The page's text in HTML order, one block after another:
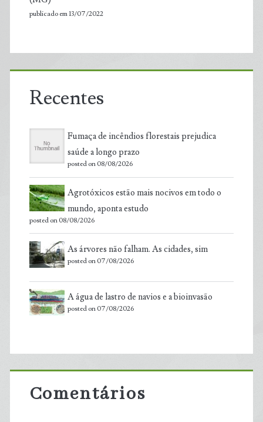
publicado em 13/07/2022
Recentes
Fumaça de incêndios florestais prejudica
saúde a longo prazo
posted on 08/08/2026
Agrotóxicos estão mais nocivos em todo o
mundo, aponta estudo
posted on 08/08/2026
As árvores não falham. As cidades, sim
posted on 07/08/2026
A água de lastro de navios e a bioinvasão
posted on 07/08/2026
Comentários